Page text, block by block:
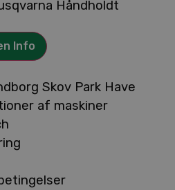
Håndholdt
Info
Skov Park Have
af maskiner